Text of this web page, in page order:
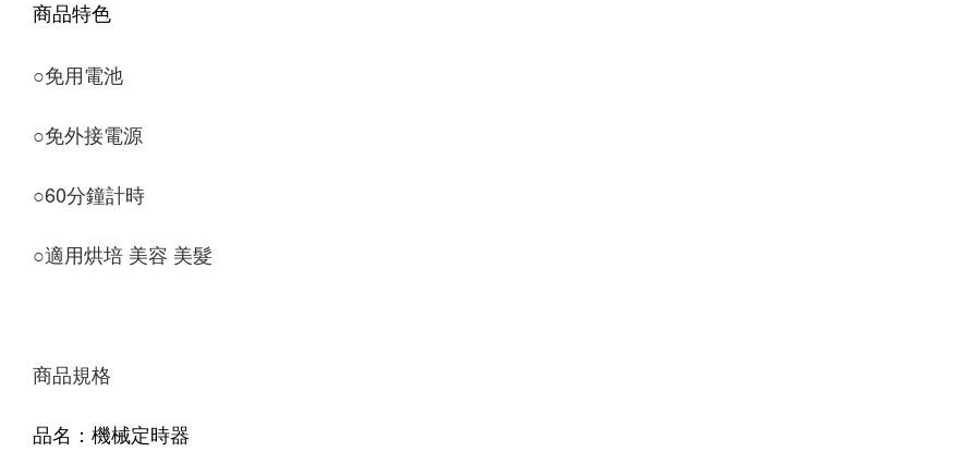
商品特色
○免用電池
○免外接電源
○60分鐘計時
○適用烘培 美容 美髮
商品規格
品名：機械定時器